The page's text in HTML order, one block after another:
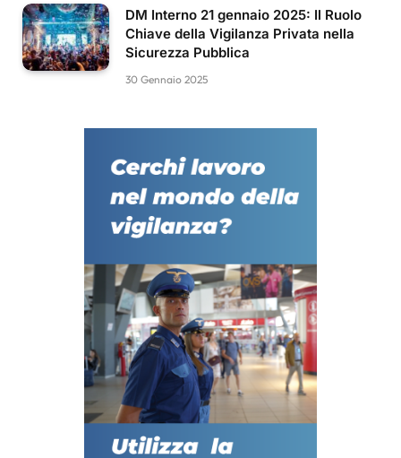
DM Interno 21 gennaio 2025: Il Ruolo
Chiave della Vigilanza Privata nella
Sicurezza Pubblica
30 Gennaio 2025